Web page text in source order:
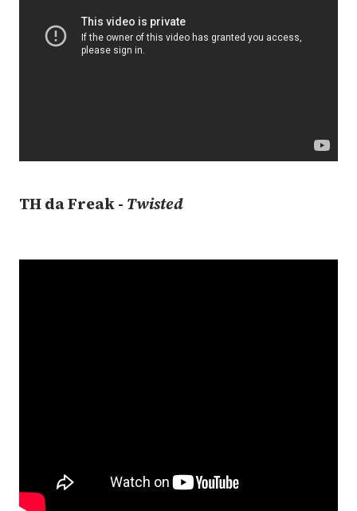
TH da Freak - Twisted